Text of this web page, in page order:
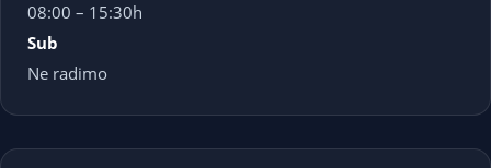
08:00 – 15:30h
Sub
Ne radimo